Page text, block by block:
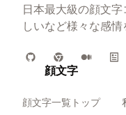
日本最大級の顔文
しいなど様々な感
顔文字
顔文字一覧トップ